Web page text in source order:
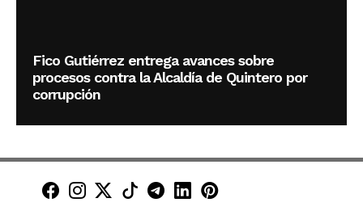
Fico Gutiérrez entrega avances sobre
procesos contra la Alcaldía de Quintero por
corrupción
Minuto30 en Facebook
Minuto30 en Instagram
Minuto30 en X (Twitter)
Minuto30 en TikTok
Canal de Minuto30 en
Minuto30 en LinkedIn
Minuto30 en